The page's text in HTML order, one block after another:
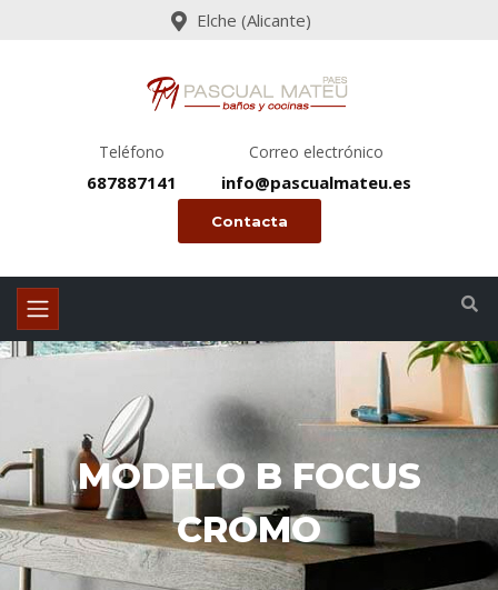
Elche (Alicante)
Teléfono
687887141
Correo electrónico
info@pascualmateu.es
Contacta
MODELO B FOCUS
CROMO